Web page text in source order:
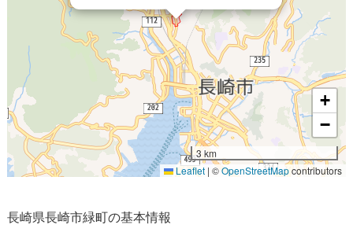
+
−
3 km
Leaflet | ©OpenStreetMapcontributors
長崎県長崎市緑町の基本情報